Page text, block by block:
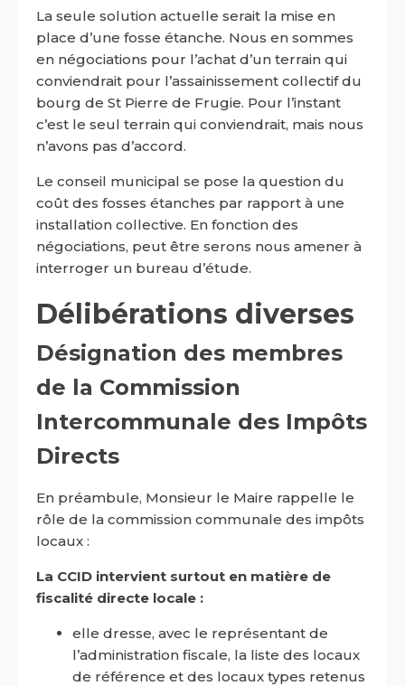
La seule solution actuelle serait la mise en
place d’une fosse étanche. Nous en sommes
en négociations pour l’achat d’un terrain qui
conviendrait pour l’assainissement collectif du
bourg de St Pierre de Frugie. Pour l’instant
c’est le seul terrain qui conviendrait, mais nous
n’avons pas d’accord.
Le conseil municipal se pose la question du
coût des fosses étanches par rapport à une
installation collective. En fonction des
négociations, peut être serons nous amener à
interroger un bureau d’étude.
Délibérations diverses
Désignation des membres
de la Commission
Intercommunale des Impôts
Directs
En préambule, Monsieur le Maire rappelle le
rôle de la commission communale des impôts
locaux :
La CCID intervient surtout en matière de
fiscalité directe locale :
elle dresse, avec le représentant de
l’administration fiscale, la liste des locaux
de référence et des locaux types retenus